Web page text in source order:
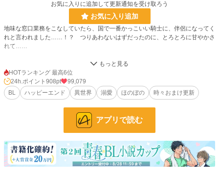
お気に入りに追加して更新通知を受け取ろう
お気に入り追加
地味な窓口業務をこなしていたら、国で一番かっこいい騎士に、伴侶になってく
れと言われました……！？ つりあわないはずだったのに、とろとろに甘やかさ
れて……
感想欄ネタバレ配慮できませんでした！ ごめんなさい！！
『ほんとうは』まで読んでから、感想をご覧になってください。何の驚きもなく
なります、たぶん（笑）
リクエストいただいて、おまけのお話でR18をお書きしたのでR18設定にしまし
R18のお話には * がついています。
ふたりの動画をつくりました！
プロフのwebサイトから飛べるので、もしよかったら、お話と一緒に楽しんでく
ださったら、とてもうれしいです！
HOTランキング 最高6位
24h.ポイント 908pt
99,079
BL
ハッピーエンド 異世界 溺愛 ほのぼの 時々おまけ更新
アプリで読む